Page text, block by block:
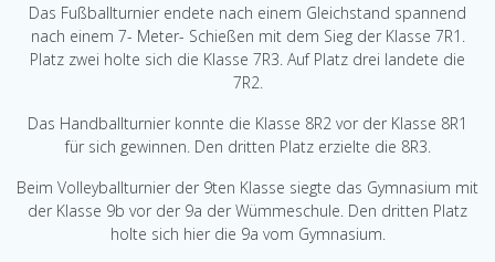
Das Fußballturnier endete nach einem Gleichstand spannend
nach einem 7- Meter- Schießen mit dem Sieg der Klasse 7R1.
Platz zwei holte sich die Klasse 7R3. Auf Platz drei landete die
7R2.
Das Handballturnier konnte die Klasse 8R2 vor der Klasse 8R1
für sich gewinnen. Den dritten Platz erzielte die 8R3.
Beim Volleyballturnier der 9ten Klasse siegte das Gymnasium mit
der Klasse 9b vor der 9a der Wümmeschule. Den dritten Platz
holte sich hier die 9a vom Gymnasium.